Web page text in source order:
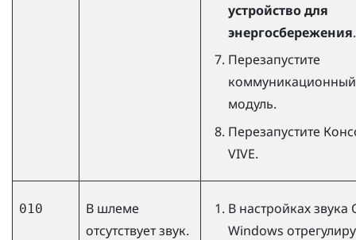
устройство для
энергосбережения.
Перезапустите
коммуникационный
модуль.
Перезапустите
VIVE.
010
В шлеме
отсутствует звук.
В настройках звука
Windows